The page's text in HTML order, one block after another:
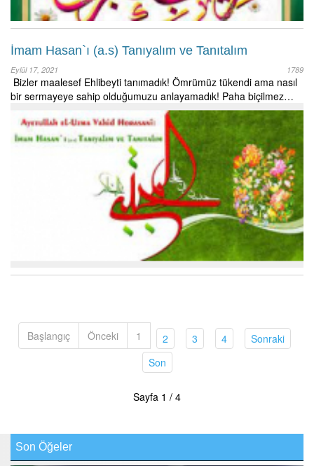
İmam Hasan`ı (a.s) Tanıyalım ve Tanıtalım
Eylül 17, 2021 1789
Bizler maalesef Ehlibeyti tanımadık! Ömrümüz tükendi ama nasıl
bir sermayeye sahip olduğumuzu anlayamadık! Paha biçilmez…
Başlangıç Önceki 1 2(current)
3(current)
4(current)Sonraki
Son(current)
Sayfa 1 / 4
Son Öğeler